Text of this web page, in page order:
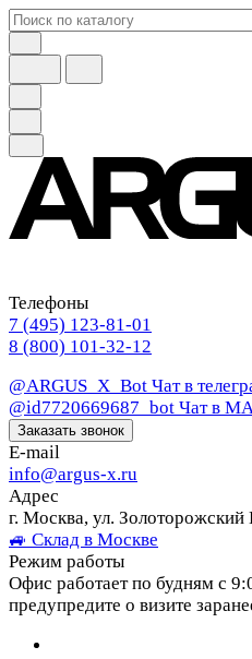
Телефоны
7 (495) 123-81-01
8 (800) 101-32-12
@ARGUS_X_Bot Чат в
@id7720669687_bot Чат в
Заказать звонок
E-mail
info@argus-x.ru
Адрес
г. Москва, ул.
🚙 Склад в Москве
Режим работы
Офис работает по будням с
предупредите о визите